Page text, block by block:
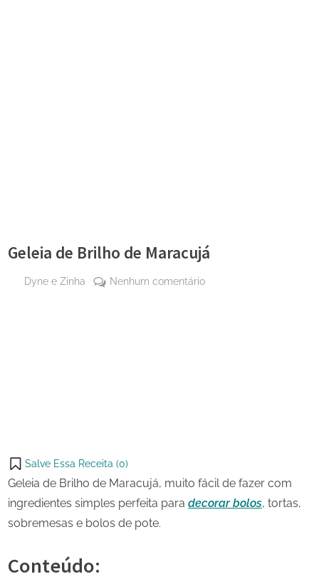
Geleia de Brilho de Maracujá
By
Dyne e Zinha Nenhum comentárioem
on
X
Salve Essa Receita (0)
Geleia de Brilho de Maracujá, muito fácil de fazer com
ingredientes simples perfeita para decorar bolos, tortas,
sobremesas e bolos de pote.
Conteúdo: